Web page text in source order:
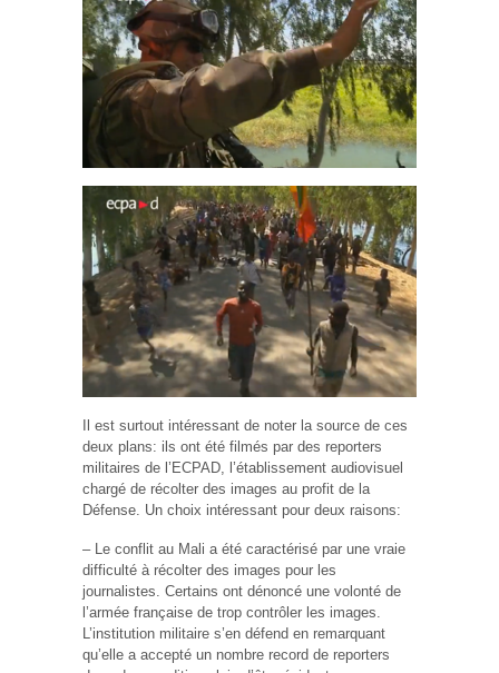
Il est surtout intéressant de noter la source de ces
deux plans: ils ont été filmés par des reporters
militaires de l’ECPAD, l’établissement audiovisuel
chargé de récolter des images au profit de la
Défense. Un choix intéressant pour deux raisons:
– Le conflit au Mali a été caractérisé par une vraie
difficulté à récolter des images pour les
journalistes. Certains ont dénoncé une volonté de
l’armée française de trop contrôler les images.
L’institution militaire s’en défend en remarquant
qu’elle a accepté un nombre record de reporters